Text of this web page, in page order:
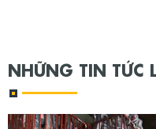
NHỮNG TIN TỨC